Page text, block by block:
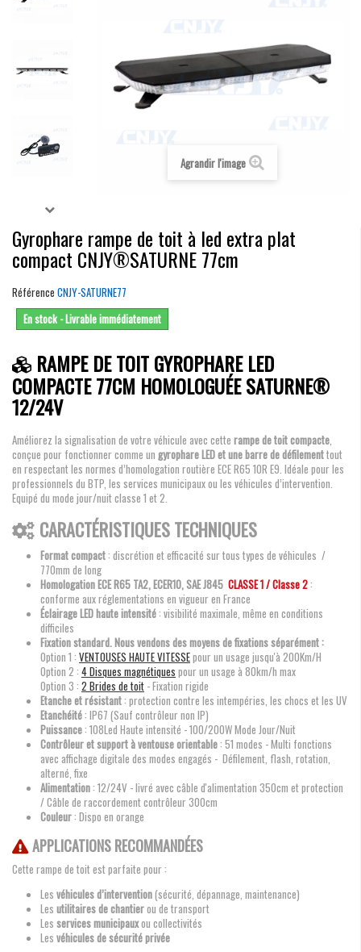
Agrandir l'image
Gyrophare rampe de toit à led extra plat
compact CNJY®SATURNE 77cm
Référence CNJY-SATURNE77
En stock - Livrable immédiatement
RAMPE DE TOIT GYROPHARE LED
COMPACTE 77CM HOMOLOGUÉE SATURNE®
12/24V
Améliorez la signalisation de votre véhicule avec cette rampe de toit compacte,
conçue pour fonctionner comme un gyrophare LED et une barre de défilementtout
en respectant les normes d’homologation routière ECE R65 10R E9. Idéale pour les
professionnels du BTP, les services municipaux ou les véhicules d’intervention.
Equipé du mode jour/nuit classe 1 et 2.
CARACTÉRISTIQUES TECHNIQUES
Format compact: discrétion et efficacité sur tous types de véhicules /
770mm de long
HomologationECE R65 TA2, ECER10, SAE J845 CLASSE 1 / Classe 2:
conforme aux réglementations en vigueur en France
Éclairage LED haute intensité: visibilité maximale, même en conditions
difficiles
Fixation standard. Nous vendons des moyens de fixations séparément :
Option 1 : VENTOUSES HAUTE VITESSEpour un usage jusqu'à 200Km/H
Option 2 : 4 Disques magnétiques pour un usage à 80km/h max
Option 3 : 2 Brides de toit - Fixation rigide
Etanche et résistant: protection contre les intempéries, les chocs et les UV
Etanchéité: IP67 (Sauf contrôleur non IP)
Puissance: 108Led Haute intensité - 100/200W Mode Jour/Nuit
Contrôleur et support à ventouse orientable: 51 modes - Multi fonctions
avec affichage digitale des modes engagés - Défilement, flash, rotation,
alterné, fixe
Alimentation: 12/24V - livré avec câble d'alimentation 350cm et protection
/ Câble de raccordement contrôleur 300cm
Couleur: Dispo en orange
APPLICATIONS RECOMMANDÉES
Cette rampe de toit est parfaite pour :
Les véhicules d’intervention(sécurité, dépannage, maintenance)
Les utilitaires de chantierou de transport
Les services municipauxou collectivités
Les véhicules de sécurité privée